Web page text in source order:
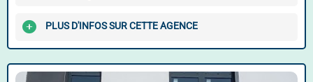
PLUS D'INFOS SUR CETTE AGENCE